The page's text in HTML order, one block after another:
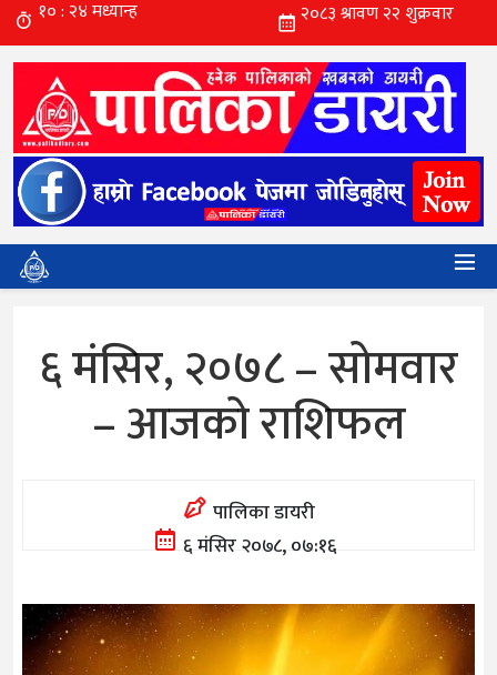
६ मंसिर, २०७८ – सोमवार
– आजको राशिफल
पालिका डायरी
६ मंसिर २०७८, ०७:१६